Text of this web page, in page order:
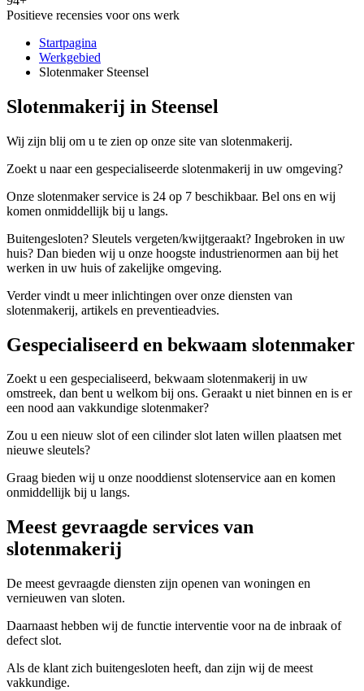
Positieve recensies voor ons werk
Startpagina
Werkgebied
Slotenmaker Steensel
Slotenmakerij in Steensel
Wij zijn blij om u te zien op onze site van slotenmakerij.
Zoekt u naar een gespecialiseerde slotenmakerij in uw omgeving?
Onze slotenmaker service is 24 op 7 beschikbaar. Bel ons en wij
komen onmiddellijk bij u langs.
Buitengesloten? Sleutels vergeten/kwijtgeraakt? Ingebroken in uw
huis? Dan bieden wij u onze hoogste industrienormen aan bij het
werken in uw huis of zakelijke omgeving.
Verder vindt u meer inlichtingen over onze diensten van
slotenmakerij, artikels en preventieadvies.
Gespecialiseerd en bekwaam slotenmaker
Zoekt u een gespecialiseerd, bekwaam slotenmakerij in uw
omstreek, dan bent u welkom bij ons. Geraakt u niet binnen en is er
een nood aan vakkundige slotenmaker?
Zou u een nieuw slot of een cilinder slot laten willen plaatsen met
nieuwe sleutels?
Graag bieden wij u onze nooddienst slotenservice aan en komen
onmiddellijk bij u langs.
Meest gevraagde services van
slotenmakerij
De meest gevraagde diensten zijn openen van woningen en
vernieuwen van sloten.
Daarnaast hebben wij de functie interventie voor na de inbraak of
defect slot.
Als de klant zich buitengesloten heeft, dan zijn wij de meest
vakkundige.